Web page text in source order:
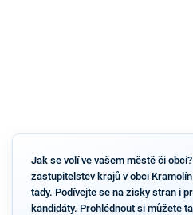
Jak se volí ve vašem městě či
zastupitelstev krajů v obci
tady. Podívejte se na zisky stran i
kandidáty. Prohlédnout si můžete